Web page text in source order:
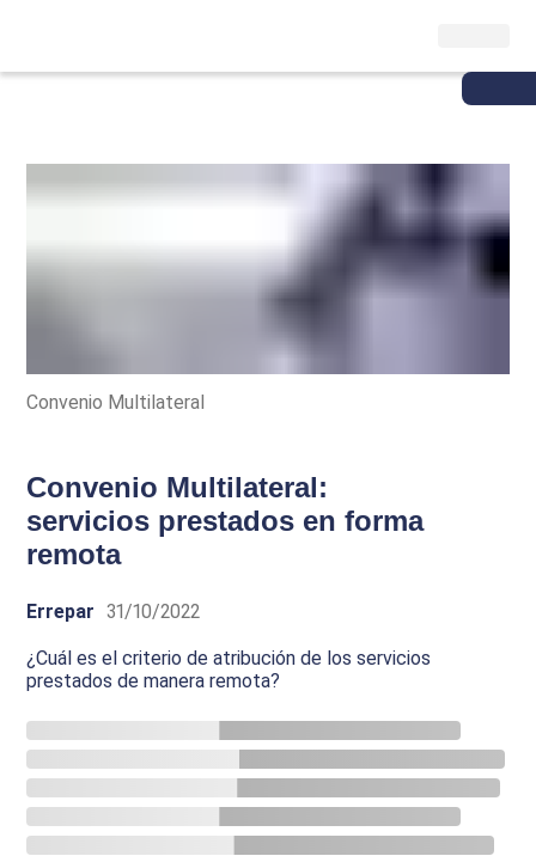
Convenio Multilateral
Convenio Multilateral:
servicios prestados en forma
remota
Errepar 31/10/2022
¿Cuál es el criterio de atribución de los servicios
prestados de manera remota?